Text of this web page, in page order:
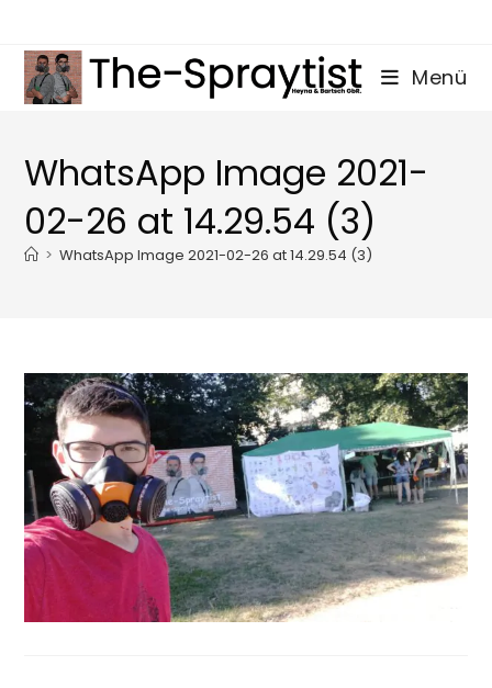
springen
Menü
WhatsApp Image 2021-
02-26 at 14.29.54 (3)
> WhatsApp Image 2021-02-26 at 14.29.54 (3)